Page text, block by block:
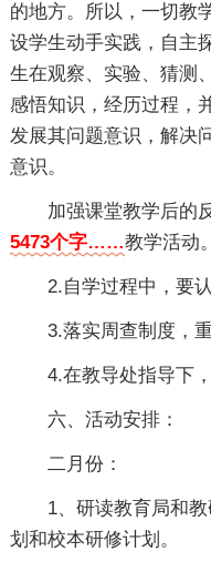
的地方。所以，一切教
设学生动手实践，自主
生在观察、实验、猜测
感悟知识，经历过程，
发展其问题意识，解决
意识。
加强课堂教学后的
5473个字……教学活动。
2.自学过程中，要
3.落实周查制度，
4.在教导处指导下
六、活动安排：
二月份：
1、研读教育局和
划和校本研修计划。